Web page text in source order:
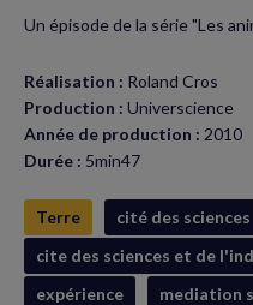
Un épisode de la série "Les
Réalisation : Roland Cros
Production : Universcience
Année de production : 2010
Durée : 5min47
Terre
cité des sciences
cite des sciences et de
expérience
mediation